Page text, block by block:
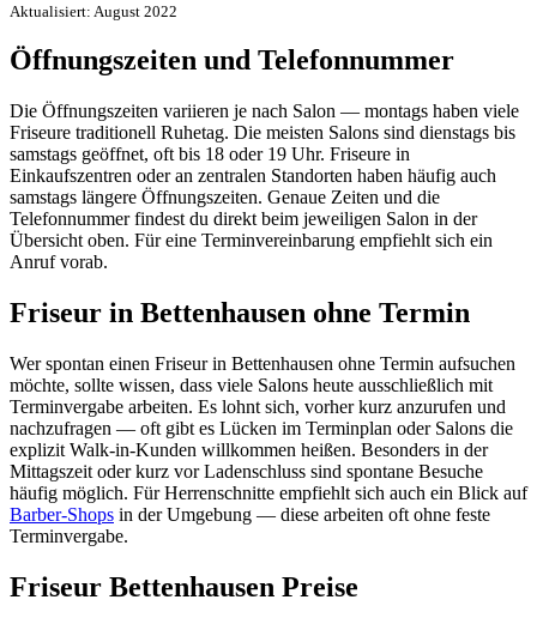
Aktualisiert: August 2022
Öffnungszeiten und Telefonnummer
Die Öffnungszeiten variieren je nach Salon — montags haben viele
Friseure traditionell Ruhetag. Die meisten Salons sind dienstags bis
samstags geöffnet, oft bis 18 oder 19 Uhr. Friseure in
Einkaufszentren oder an zentralen Standorten haben häufig auch
samstags längere Öffnungszeiten. Genaue Zeiten und die
Telefonnummer findest du direkt beim jeweiligen Salon in der
Übersicht oben. Für eine Terminvereinbarung empfiehlt sich ein
Anruf vorab.
Friseur in Bettenhausen ohne Termin
Wer spontan einen Friseur in Bettenhausen ohne Termin aufsuchen
möchte, sollte wissen, dass viele Salons heute ausschließlich mit
Terminvergabe arbeiten. Es lohnt sich, vorher kurz anzurufen und
nachzufragen — oft gibt es Lücken im Terminplan oder Salons die
explizit Walk-in-Kunden willkommen heißen. Besonders in der
Mittagszeit oder kurz vor Ladenschluss sind spontane Besuche
häufig möglich. Für Herrenschnitte empfiehlt sich auch ein Blick auf
Barber-Shops in der Umgebung — diese arbeiten oft ohne feste
Terminvergabe.
Friseur Bettenhausen Preise